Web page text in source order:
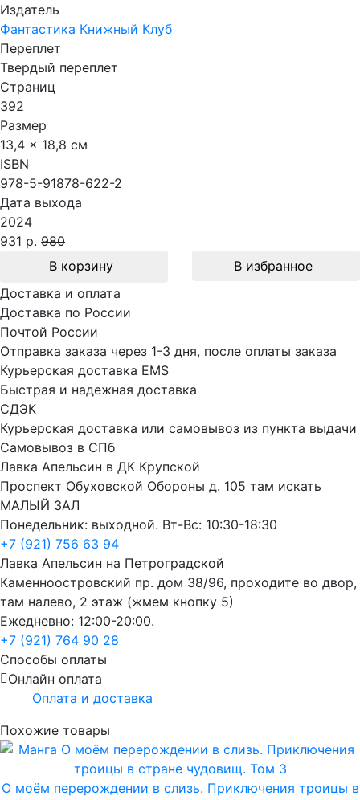
Издатель
Фантастика Книжный Клуб
Переплет
Твердый переплет
Страниц
392
Размер
13,4 x 18,8 см
ISBN
978-5-91878-622-2
Дата выхода
2024
931 р. 980
В корзину
В избранное
Доставка и оплата
Доставка по России
Почтой России
Отправка заказа через 1-3 дня, после оплаты заказа
Курьерская доставка EMS
Быстрая и надежная доставка
СДЭК
Курьерская доставка или самовывоз из пункта выдачи
Самовывоз в СПб
Лавка Апельсин в ДК Крупской
Проспект Обуховской Обороны д. 105 там искать
МАЛЫЙ ЗАЛ
Понедельник: выходной. Вт-Вс: 10:30-18:30
+7 (921) 756 63 94
Лавка Апельсин на Петроградской
Каменноостровский пр. дом 38/96, проходите во двор,
там налево, 2 этаж (жмем кнопку 5)
Ежедневно: 12:00-20:00.
+7 (921) 764 90 28
Способы оплаты
Онлайн оплата
Оплата и доставка
Похожие товары
О моём перерождении в слизь. Приключения троицы в